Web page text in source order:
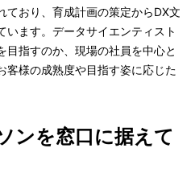
ており、育成計画の策定からDX文
ます。データサイエンティスト
目指すのか、現場の社員を中心と
客様の成熟度や目指す姿に応じた
ンを窓口に据えて